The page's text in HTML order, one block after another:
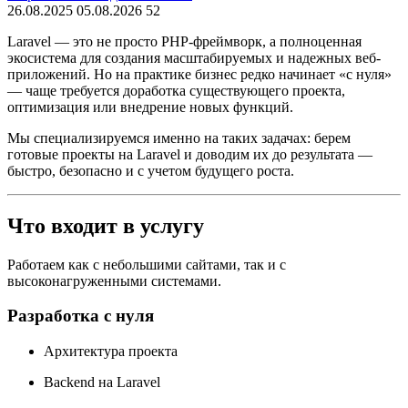
26.08.2025 05.08.2026 52
Laravel — это не просто PHP-фреймворк, а полноценная
экосистема для создания масштабируемых и надежных веб-
приложений. Но на практике бизнес редко начинает «с нуля»
— чаще требуется доработка существующего проекта,
оптимизация или внедрение новых функций.
Мы специализируемся именно на таких задачах: берем
готовые проекты на Laravel и доводим их до результата —
быстро, безопасно и с учетом будущего роста.
Что входит в услугу
Работаем как с небольшими сайтами, так и с
высоконагруженными системами.
Разработка с нуля
Архитектура проекта
Backend на Laravel